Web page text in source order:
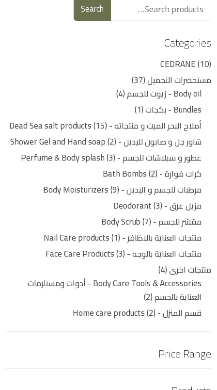
Search
Categories
CEDRANE 10
مستحضرات التجميل 37
Body oil - زيوت للجسم
4
Bundles - بكجات
1
أملاح البحر الميت و منتجاته - Dead Sea salt products 15
شاور جل و صابون لليدين - Shower Gel and Hand soap 2
عطور و سبلاشات للجسم - Perfume & Body splash 3
كرات فوارة - Bath Bombs 2
مرطبات للجسم و اليدين - Body Moisturizers 9
مزيل عرق - Deodorant 3
مقشر للجسم - Body Scrub 7
منتجات العناية بالاظافر - Nail Care products 1
منتجات العناية بالوجه - Face Care Products 3
منتجات اخرى 4
Body Care Tools & Accessories - أدوات ومستلزمات
العناية بالجسم 2
قسم المنزل - Home care products 2
Price Range